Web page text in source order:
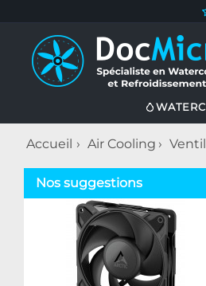
Accueil Air Cooling
Nos suggestions